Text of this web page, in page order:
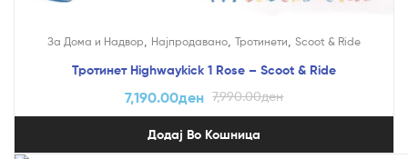
За Дома и Надвор Најпродавано Тротинети Scoot & Ride
Тротинет Highwaykick 1 Rose – Scoot & Ride
7,990.00ден
7,190.00ден
Додај Во Кошница